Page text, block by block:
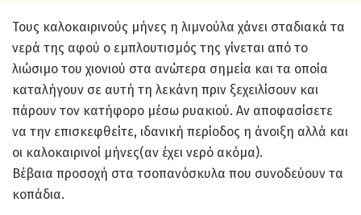
Τους καλοκαιρινούς μήνες η λιμνούλα χάνει σταδιακά τα
νερά της αφού ο εμπλουτισμός της γίνεται από το
λιώσιμο του χιονιού στα ανώτερα σημεία και τα οποία
καταλήγουν σε αυτή τη λεκάνη πριν ξεχειλίσουν και
πάρουν τον κατήφορο μέσω ρυακιού. Αν αποφασίσετε
να την επισκεφθείτε, ιδανική περίοδος η άνοιξη αλλά και
οι καλοκαιρινοί μήνες(αν έχει νερό ακόμα).
Βέβαια προσοχή στα τσοπανόσκυλα που συνοδεύουν τα
κοπάδια.